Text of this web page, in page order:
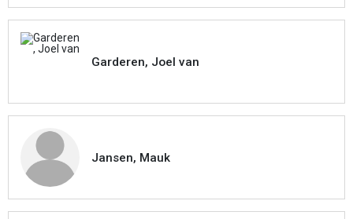
Garderen, Joel van
Jansen, Mauk